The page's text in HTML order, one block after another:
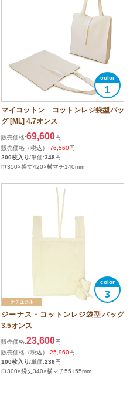
1
マイコットン コットンレジ袋型バッ
グ [ML] 4.7オンス
販売価格:69,600円
販売価格（税込）:76,560円
200枚入り/単価:348円
巾350×袋丈420×横マチ140mm
3
ジーナス・コットンレジ袋型バッグ
3.5オンス
販売価格:23,600円
販売価格（税込）:25,960円
100枚入り/単価:236円
巾300×袋丈340×横マチ55+55mm